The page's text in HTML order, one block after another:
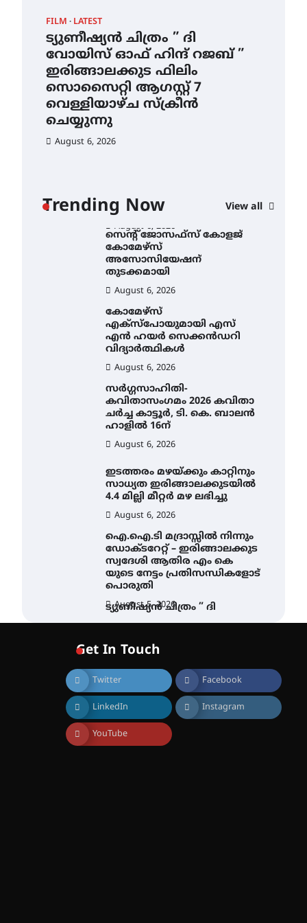
FILM LATEST
ട്യുണീഷ്യൻ ചിത്രം ” ദി
വോയിസ് ഓഫ് ഹിന്ദ് റജബ് ”
ഇരിങ്ങാലക്കുട ഫിലിം
സൊസൈറ്റി ആഗസ്റ്റ് 7
വെള്ളിയാഴ്ച സ്‌ക്രീൻ
ചെയ്യുന്നു
August 6, 2026
Trending Now View all
4.4 മില്ലി മീറ്റർ മഴ ലഭിച്ചു
August 6, 2026
ഐ.ഐ.ടി മദ്രാസ്സിൽ നിന്നും
ഡോക്ടറേറ്റ് – ഇരിങ്ങാലക്കുട
സ്വദേശി ആതിര എം കെ
യുടെ നേട്ടം പ്രതിസന്ധികളോട്
പൊരുതി
August 5, 2026
ട്യുണീഷ്യൻ ചിത്രം ” ദി
ചെയ്യുന്നു
August 6, 2026
സെന്റ് ജോസഫ്സ് കോളജ്
കോമേഴ്‌സ്
അസോസിയേഷന്
തുടക്കമായി
August 6, 2026
കോമേഴ്സ്
എക്സ്പോയുമായി എസ്
എൻ ഹയർ സെക്കൻഡറി
വിദ്യാർത്ഥികൾ
August 6, 2026
സർഗ്ഗസാഹിതി-
കവിതാസംഗമം 2026 കവിതാ
ചർച്ച കാട്ടൂർ, ടി. കെ. ബാലൻ
ഹാളിൽ 16ന്
August 6, 2026
ഇടത്തരം മഴയ്ക്കും കാറ്റിനും
സാധ്യത ഇരിങ്ങാലക്കുടയിൽ
4.4 മില്ലി മീറ്റർ മഴ ലഭിച്ചു
August 6, 2026
ഐ.ഐ.ടി മദ്രാസ്സിൽ നിന്നും
ഡോക്ടറേറ്റ് – ഇരിങ്ങാലക്കുട
സ്വദേശി ആതിര എം കെ
യുടെ നേട്ടം പ്രതിസന്ധികളോട്
പൊരുതി
August 5, 2026
ട്യുണീഷ്യൻ ചിത്രം ” ദി
സൊസൈറ്റി ആഗസ്റ്റ് 7
വെള്ളിയാഴ്ച സ്‌ക്രീൻ
ചെയ്യുന്നു
August 6, 2026
സെന്റ് ജോസഫ്സ് കോളജ്
കോമേഴ്‌സ്
അസോസിയേഷന്
തുടക്കമായി
Get In Touch
Twitter Facebook
LinkedIn Instagram
YouTube